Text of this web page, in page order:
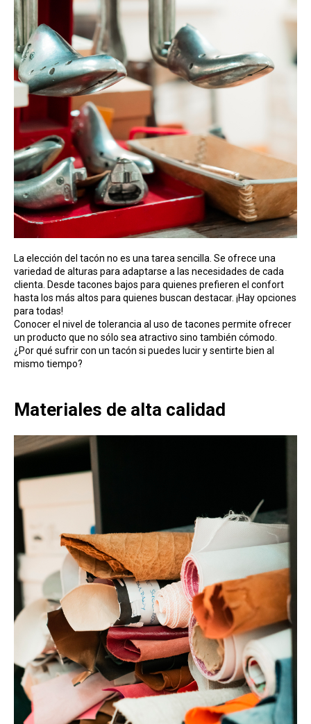
La elección del tacón no es una tarea sencilla. Se ofrece una
variedad de alturas para adaptarse a las necesidades de cada
clienta. Desde tacones bajos para quienes prefieren el confort
hasta los más altos para quienes buscan destacar. ¡Hay opciones
para todas!
Conocer el nivel de tolerancia al uso de tacones permite ofrecer
un producto que no sólo sea atractivo sino también cómodo.
¿Por qué sufrir con un tacón si puedes lucir y sentirte bien al
mismo tiempo?
Materiales de alta calidad